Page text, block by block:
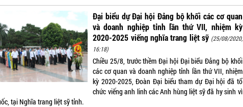
Đại biểu dự Đại hội Đảng bộ khối các cơ quan
và doanh nghiệp tỉnh lần thứ VII, nhiệm kỳ
2020-2025 viếng nghĩa trang liệt sỹ (25/08/2020,
16:18)
Chiều 25/8, trước thềm Đại hội Đại biểu Đảng bộ khối
các cơ quan và doanh nghiệp tỉnh lần thứ VII, nhiệm
kỳ 2020-2025, Đoàn Đại biểu tham dự Đại hội đã tổ
chức viếng anh linh các Anh hùng liệt sỹ đã hy sinh vì
tại Nghĩa trang liệt sỹ tỉnh.